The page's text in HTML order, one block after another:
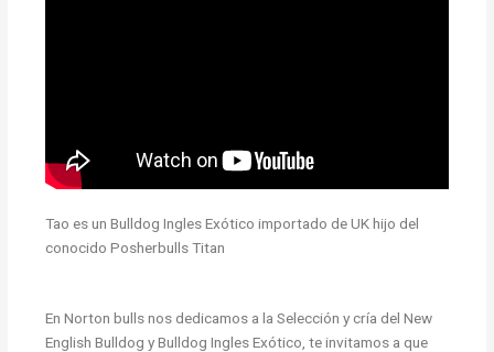
Tao es un Bulldog Ingles Exótico importado de UK hijo del
conocido Posherbulls Titan
En Norton bulls nos dedicamos a la Selección y cría del New
English Bulldog y Bulldog Ingles Exótico, te invitamos a que